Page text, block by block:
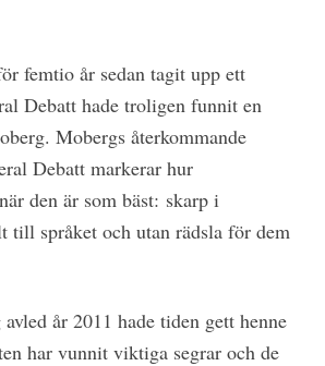
femtio år sedan tagit upp ett
Debatt hade troligen funnit en
Mobergs återkommande
Debatt markerar hur
den är som bäst: skarp i
till språket och utan rädsla för dem
år 2011 hade tiden gett henne
har vunnit viktiga segrar och de